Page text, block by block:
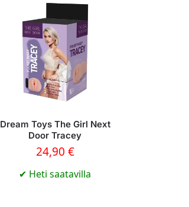
Dream Toys The Girl Next
Door Tracey
24,90 €
✔ Heti saatavilla